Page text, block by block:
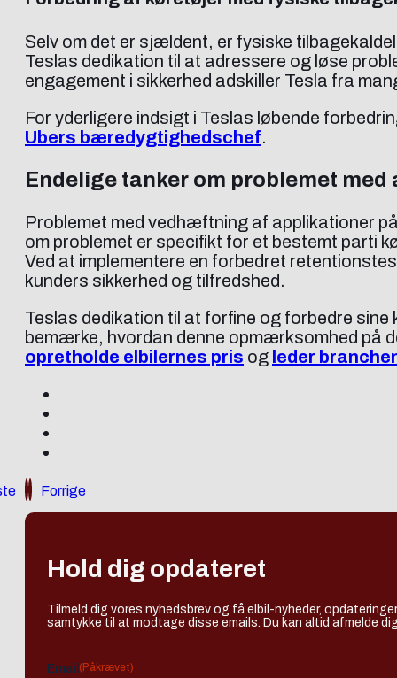
Selv om det er sjældent, er fysiske
Teslas dedikation til at adressere og løse
engagement i sikkerhed adskiller Tesla fra
For yderligere indsigt i Teslas løbende
Ubers bæredygtighedschef.
Endelige tanker om problemet
Problemet med vedhæftning af applikationer
om problemet er specifikt for et bestemt parti
Ved at implementere en forbedret
kunders sikkerhed og tilfredshed.
Teslas dedikation til at forfine og forbedre
bemærke, hvordan denne opmærksomhed på
opretholde elbilernes pris og leder
Forrige
Hold dig opdateret
Tilmeld dig vores nyhedsbrev og få elbil-nyheder,
samtykke til at modtage disse emails. Du kan altid afmelde
Email (Påkrævet)